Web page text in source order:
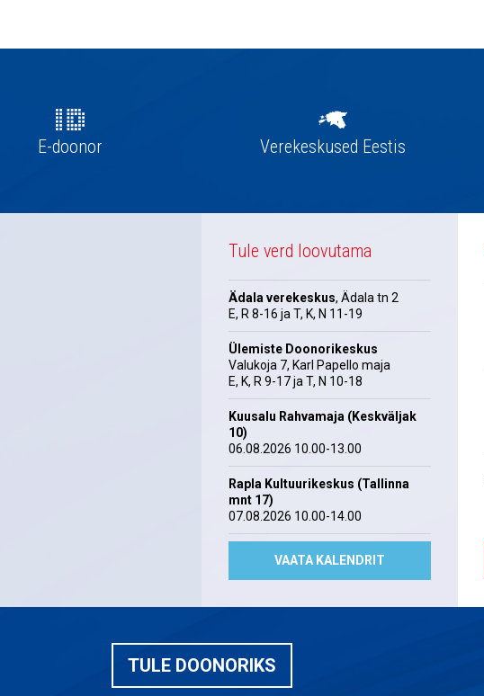
E-doonor Verekeskused Eestis
Tule verd loovutama
Ädala verekeskus, Ädala tn 2
E, R 8-16 ja T, K, N 11-19
Ülemiste Doonorikeskus
Valukoja 7, Karl Papello maja
E, K, R 9-17 ja T, N 10-18
Kuusalu Rahvamaja (Keskväljak
10)
06.08.2026 10.00-13.00
Rapla Kultuurikeskus (Tallinna
mnt 17)
07.08.2026 10.00-14.00
VAATA KALENDRIT
TULE DOONORIKS